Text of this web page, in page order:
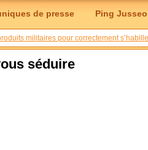
de presse Ping Jusseo
militaires pour correctement
séduire